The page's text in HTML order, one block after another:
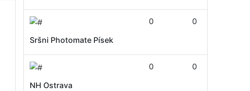
Sršni Photomate Písek
0 0
NH Ostrava
0 0